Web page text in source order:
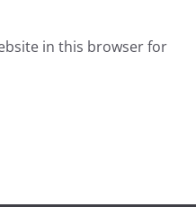
in this browser for